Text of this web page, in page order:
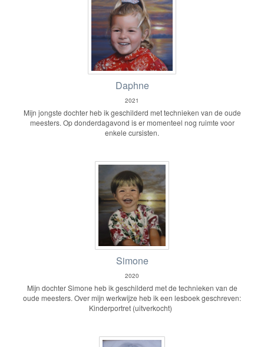
Daphne
2021
Mijn jongste dochter heb ik geschilderd met technieken van de oude
meesters. Op donderdagavond is er momenteel nog ruimte voor
enkele cursisten.
Simone
2020
Mijn dochter Simone heb ik geschilderd met de technieken van de
oude meesters. Over mijn werkwijze heb ik een lesboek geschreven:
Kinderportret (uitverkocht)